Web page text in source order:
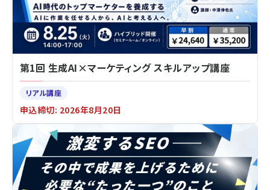
第1回 生成AI×マーケティング スキルアップ講座
リアル講座
申込締切: 2026年8月20日